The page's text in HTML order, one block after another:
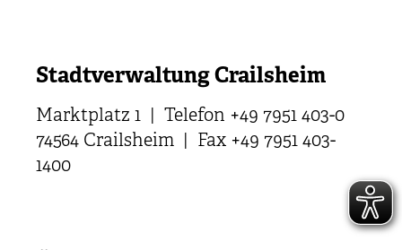
Stadtverwaltung Crailsheim
Marktplatz 1 | Telefon +49 7951 403-0
74564 Crailsheim | Fax +49 7951 403-
1400